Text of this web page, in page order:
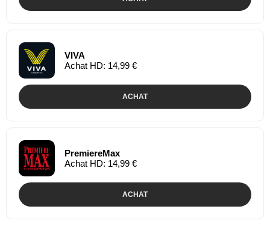
VIVA
Achat HD: 14,99 €
ACHAT
PremiereMax
Achat HD: 14,99 €
ACHAT